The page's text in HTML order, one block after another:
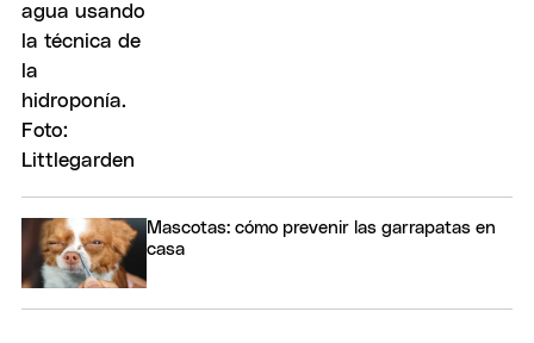
Mascotas: cómo prevenir las garrapatas en
casa